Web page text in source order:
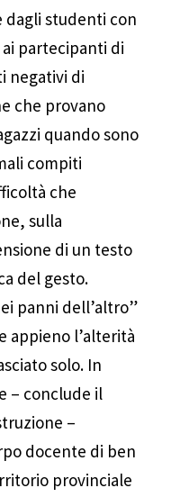
dagli studenti con
ai partecipanti di
negativi di
che provano
quando sono
compiti
che
sulla
di un testo
del gesto.
panni dell’altro”
appieno l’alterità
solo. In
– conclude il
–
docente di ben
provinciale